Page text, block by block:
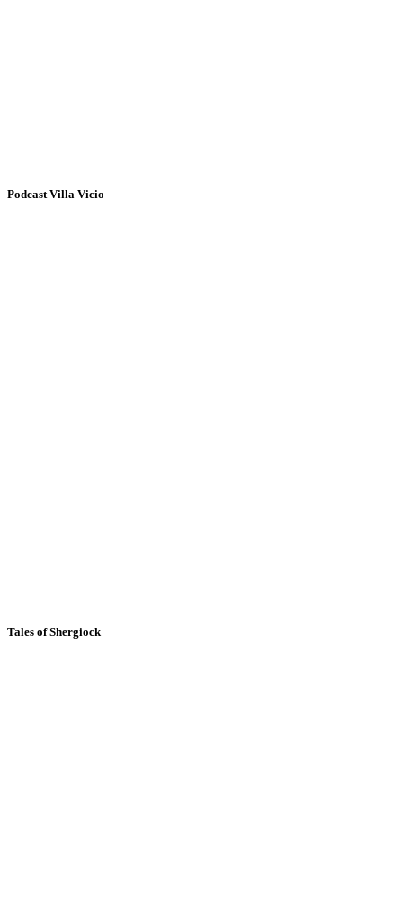
Podcast Villa Vicio
Tales of Shergiock